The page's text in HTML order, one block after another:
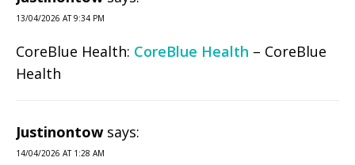
13/04/2026 AT 9:34 PM
CoreBlue Health: CoreBlue Health – CoreBlue
Health
Justinontow says:
14/04/2026 AT 1:28 AM